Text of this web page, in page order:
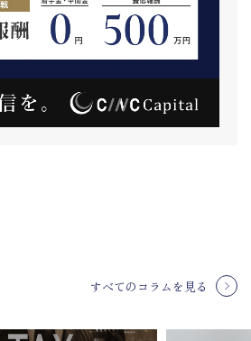
すべてのコラムを見る